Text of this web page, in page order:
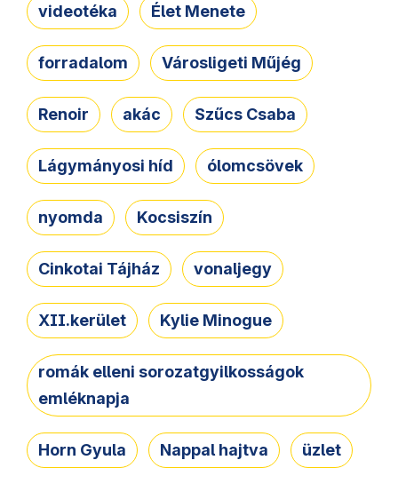
videotéka Élet Menete
forradalom Városligeti Műjég
Renoir akác Szűcs Csaba
Lágymányosi híd ólomcsövek
nyomda Kocsiszín
Cinkotai Tájház vonaljegy
XII.kerület Kylie Minogue
romák elleni sorozatgyilkosságok
emléknapja
Horn Gyula Nappal hajtva üzlet